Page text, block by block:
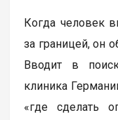
Когда человек
за границей, он
Вводит в
клиника
«где сделать